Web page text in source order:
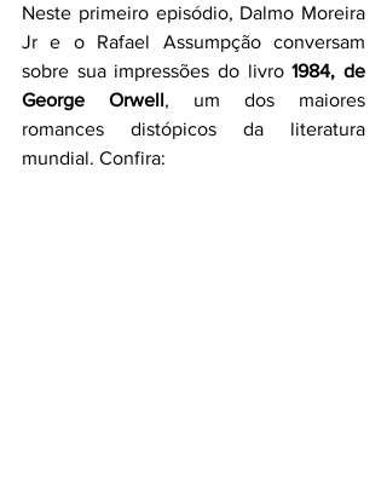
Neste primeiro episódio, Dalmo Moreira
Jr e o Rafael Assumpção conversam
sobre sua impressões do livro 1984, de
George Orwell, um dos maiores
romances distópicos da literatura
mundial. Confira: